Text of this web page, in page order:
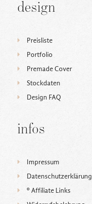
design
Preisliste
Portfolio
Premade Cover
Stockdaten
Design FAQ
infos
Impressum
Datenschutzerklärung
ᵒ Affiliate Links